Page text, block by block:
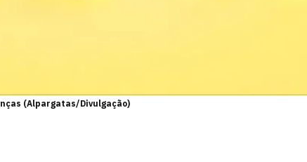
(Alpargatas/Divulgação)